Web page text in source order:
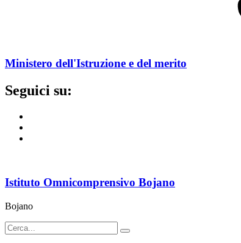
Ministero dell'Istruzione e del merito
Seguici su:
Istituto Omnicomprensivo Bojano
Bojano